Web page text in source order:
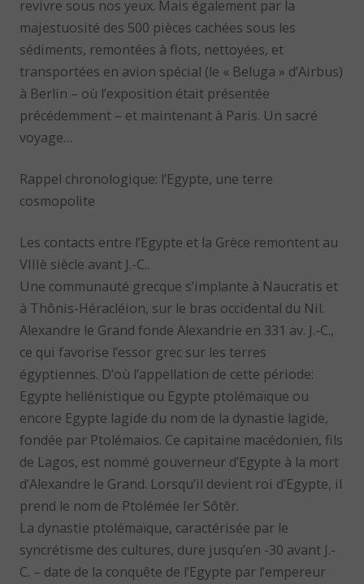
revivre sous nos yeux. Mais également par la
majestuosité des 500 pièces cachées sous les
sédiments, remontées à flots, nettoyées, et
transportées en avion spécial (le « Beluga » d’Airbus)
à Berlin – où l’exposition était présentée
précédemment – et maintenant à Paris. Un sacré
voyage…
Rappel chronologique: l’Egypte, une terre
cosmopolite
Les contacts entre l’Egypte et la Grèce remontent au
VIIIè siècle avant J.-C..
Une communauté grecque s’implante à Naucratis et
à Thônis-Héracléion, sur le bras occidental du Nil.
Alexandre le Grand fonde Alexandrie en 331 av. J.-C.,
ce qui favorise l’essor grec sur les terres
égyptiennes. D’où l’appellation de cette période:
Egypte hellénistique ou Egypte ptolémaïque ou
encore Egypte lagide du nom de la dynastie lagide,
fondée par Ptolémaios. Ce capitaine macédonien, fils
de Lagos, est nommé gouverneur d’Egypte à la mort
d’Alexandre le Grand. Lorsqu’il devient roi d’Egypte, il
prend le nom de Ptolémée Ier Sôtêr.
La dynastie ptolémaïque, caractérisée par le
syncrétisme des cultures, dure jusqu’en -30 avant J.-
C. – date de la conquête de l’Egypte par l’empereur